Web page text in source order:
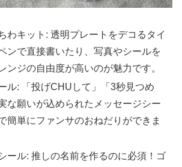
わキット: 透明プレートをデコるタイ
ンで直接書いたり、写真やシールを
ンジの自由度が高いのが魅力です。
ル: 「投げCHUして」「3秒見つめ
な願いが込められたメッセージシー
簡単にファンサのおねだりができま
ール: 推しの名前を作るのに必須！ゴ